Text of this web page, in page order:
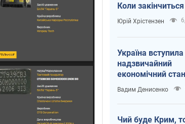
Коли
Юрій Хрістензен
Україна
надзвичайний
економічний
світло вкінці
Вадим Денисенко
Чий буде Крим,